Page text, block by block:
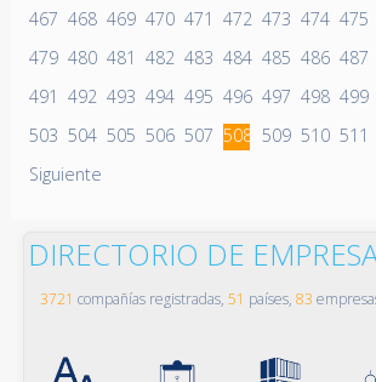
467 468 469 470 471 472 473 474 475
479 480 481 482 483 484 485 486 487
491 492 493 494 495 496 497 498 499
503 504 505 506 507 508 509 510 511
Siguiente
DIRECTORIO DE
3721 compañías registradas, 51 países, 83